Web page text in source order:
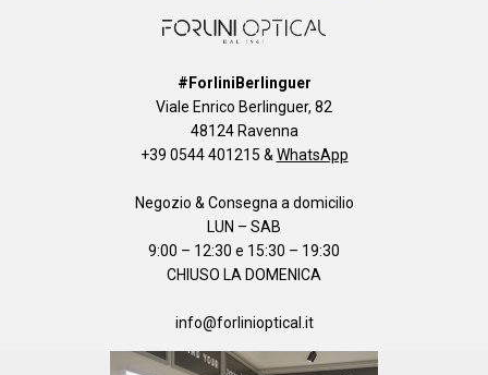
#ForliniBerlinguer
Viale Enrico Berlinguer, 82
48124 Ravenna
+39 0544 401215 &WhatsApp
Negozio & Consegna a domicilio
LUN – SAB
9:00 – 12:30 e 15:30 – 19:30
CHIUSO LA DOMENICA
info@forlinioptical.it